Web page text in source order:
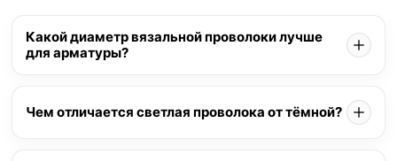
Какой диаметр вязальной проволоки лучше
для арматуры?
Чем отличается светлая проволока от тёмной?